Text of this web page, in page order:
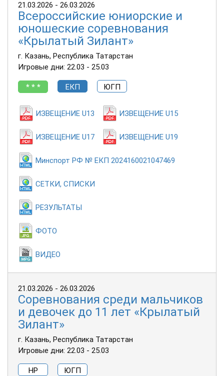
21.03.2026 - 26.03.2026
Всероссийские юниорские и
юношеские соревнования
«Крылатый Зилант»
г. Казань, Республика Татарстан
Игровые дни: 22.03 - 25.03
* * * ЕКП ЮГП
ИЗВЕЩЕНИЕ U13 ИЗВЕЩЕНИЕ U15
ИЗВЕЩЕНИЕ U17 ИЗВЕЩЕНИЕ U19
Минспорт РФ № ЕКП 2024160021047469
СЕТКИ, СПИСКИ
РЕЗУЛЬТАТЫ
ФОТО
ВИДЕО
21.03.2026 - 26.03.2026
Соревнования среди мальчиков
и девочек до 11 лет «Крылатый
Зилант»
г. Казань, Республика Татарстан
Игровые дни: 22.03 - 25.03
НР ЮГП